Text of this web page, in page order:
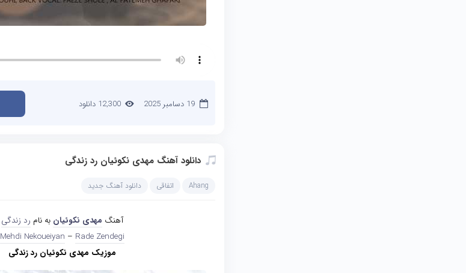
19 دسامبر 2025 12,300 دانلود
دانلود آهنگ مهدی نکوئیان رد زندگی
Ahang اتفاقی دانلود آهنگ جدید
آهنگ مهدی نکوئیان به نام رد زندگی
Mehdi Nekoueiyan – Rade Zendegi
موزیک مهدی نکوئیان رد زندگی